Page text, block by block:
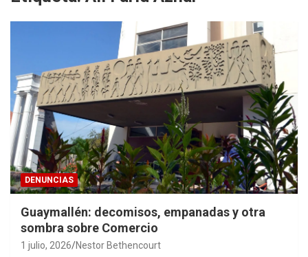
DENUNCIAS
Guaymallén: decomisos, empanadas y otra
sombra sobre Comercio
1 julio, 2026 Nestor Bethencourt